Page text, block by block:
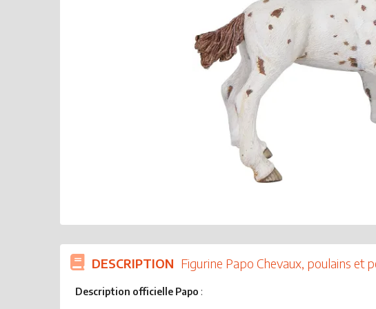
DESCRIPTION Figurine Papo Chevaux, poulains et
Description officielle Papo :